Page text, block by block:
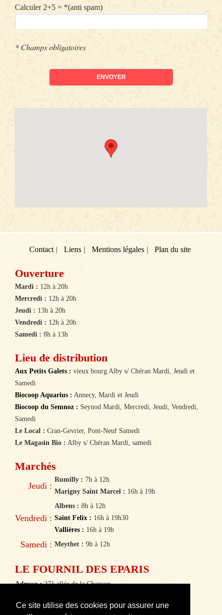
Ce site utilise des cookies pour assurer une
Calculer 2+5 = *(anti spam)
* Champs obligatoires
Contact Liens Mentions légales Plan du site
Ouverture
Mardi : 12h à 20h
Mercredi : 12h à 20h
Jeudi : 13h à 20h
Vendredi : 12h à 20h
Samedi : 8h à 13h
Lieu de distribution
Aux Petits Galets : vieux bourg Alby s/ Chéran Mardi, Jeudi et
Samedi
Biocoop Aquarius : Annecy, Mardi et Jeudi
Biocoop du Semnoz : Seynod Mardi, Mercredi, Jeudi, Vendredi,
Samedi
Le Local : Cran-Gevrier, Pont-Neuf Samedi
Le Magasin Bio : Alby s/ Chéran Mardi, samedi
Marchés
Jeudi :
Rumilly : 7h à 12h
Marigny Saint Marcel : 16h à 19h
Vendredi :
Albens : 8h à 12h
Saint Felix : 16h à 19h30
Vallières : 16h à 19h
Samedi : Meythet : 9h à 12h
LE FOURNIL DES EPARIS
Adresse : 271 allée de la Chanson
Téléphone :04 50 51 47 64